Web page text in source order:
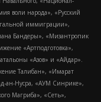
воли народа», «Русский
иммиграции»,
Бандеры», «Мизантропик
«Артподготовка»,
«Азов» и «Айдар».
Талибан», «Имарат
ан-Нусра, «АУМ Синрике»,
Магриба», «Сеть»,